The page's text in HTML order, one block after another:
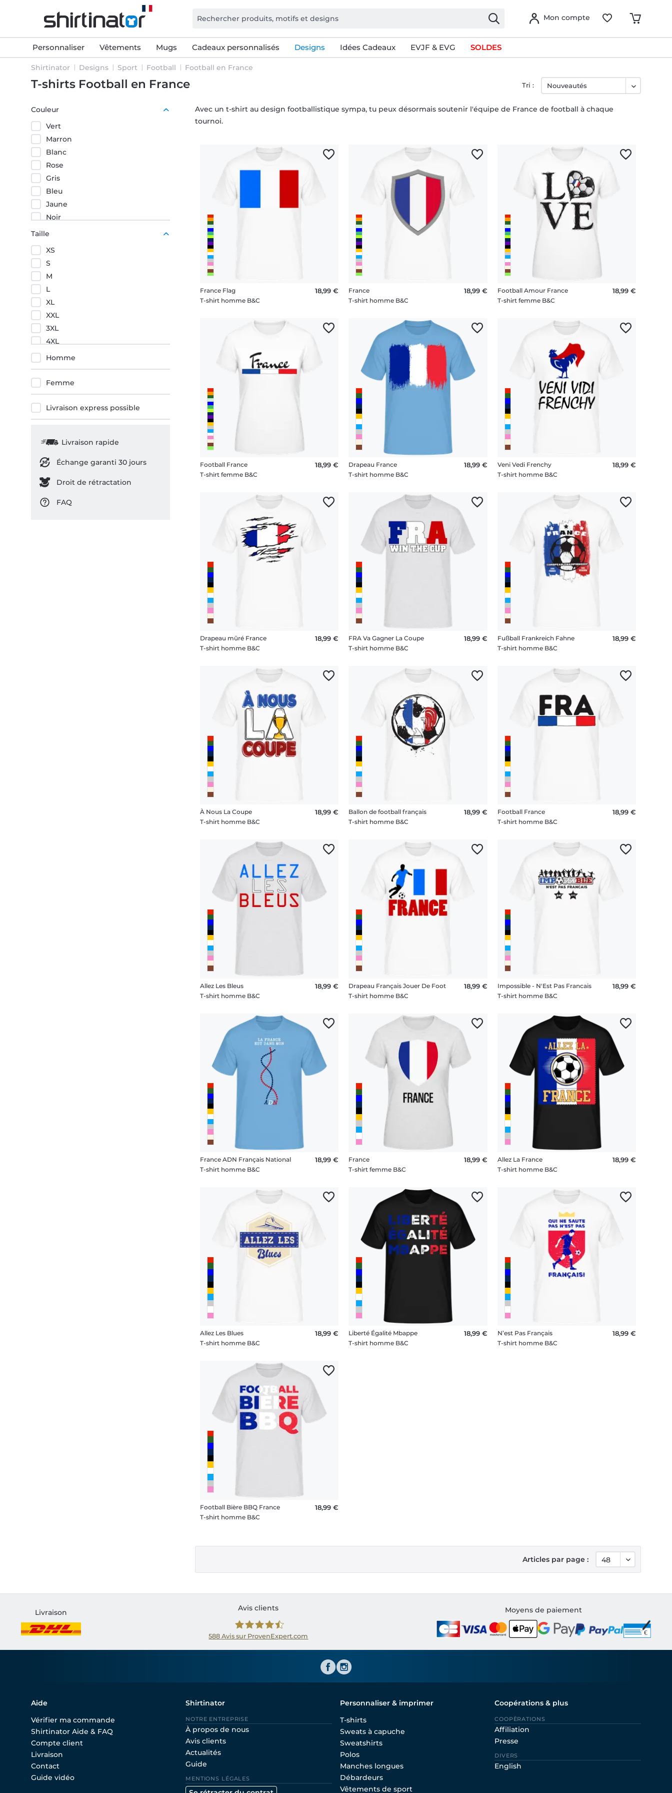
Mon compte
Personnaliser Vêtements Mugs Cadeaux personnalisés Designs Idées Cadeaux EVJF & EVG SOLDES
Shirtinator Designs Sport Football Football en France
T-shirts Football en France
Couleur
Vert
Marron
Blanc
Rose
Gris
Bleu
Jaune
Noir
Pourpre
Taille
XS
S
M
L
XL
XXL
3XL
4XL
5XL
Homme
Femme
Livraison express possible
Livraison rapide
Échange garanti 30 jours
Droit de rétractation
FAQ
Avec un t-shirt au design footballistique sympa, tu peux désormais soutenir l'équipe de France de football à chaque
tournoi.
Tri :
France Flag
T-shirt homme B&C
18,99 €
France
T-shirt homme B&C
18,99 €
Football Amour France
T-shirt femme B&C
18,99 €
Football France
T-shirt femme B&C
18,99 €
Drapeau France
T-shirt homme B&C
18,99 €
Veni Vedi Frenchy
T-shirt homme B&C
18,99 €
Drapeau mûré France
T-shirt homme B&C
18,99 €
FRA Va Gagner La Coupe
T-shirt homme B&C
18,99 €
Fußball Frankreich Fahne
T-shirt homme B&C
18,99 €
À Nous La Coupe
T-shirt homme B&C
18,99 €
Ballon de football français
T-shirt homme B&C
18,99 €
Football France
T-shirt homme B&C
18,99 €
Allez Les Bleus
T-shirt homme B&C
18,99 €
Drapeau Français Jouer De Foot
T-shirt homme B&C
18,99 €
Impossible - N'Est Pas Francais
T-shirt homme B&C
18,99 €
France ADN Français National
T-shirt homme B&C
18,99 €
France
T-shirt femme B&C
18,99 €
Allez La France
T-shirt homme B&C
18,99 €
Allez Les Blues
T-shirt homme B&C
18,99 €
Liberté Égalité Mbappe
T-shirt homme B&C
18,99 €
N’est Pas Français
T-shirt homme B&C
18,99 €
Football Bière BBQ France
T-shirt homme B&C
18,99 €
Articles par page :
Livraison
Avis clients
588Avis sur ProvenExpert.com
Moyens de paiement
Aide
Vérifier ma commande
Shirtinator Aide & FAQ
Compte client
Livraison
Contact
Guide vidéo
Shirtinator
NOTRE ENTREPRISE
À propos de nous
Avis clients
Actualités
Guide
MENTIONS LÉGALES
Personnaliser & imprimer
T-shirts
Sweats à capuche
Sweatshirts
Polos
Manches longues
Débardeurs
Vêtements de sport
Coopérations & plus
COOPÈRATIONS
Affiliation
Presse
DIVERS
English